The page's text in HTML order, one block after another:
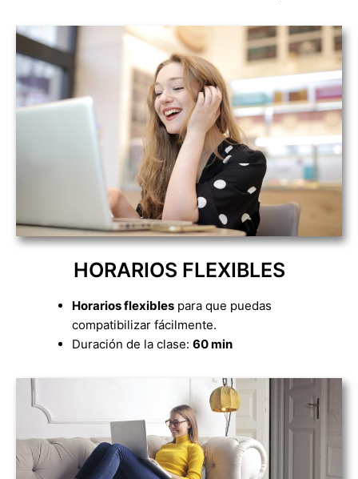
HORARIOS FLEXIBLES
Horarios flexibles para que puedas
compatibilizar fácilmente.
Duración de la clase: 60 min